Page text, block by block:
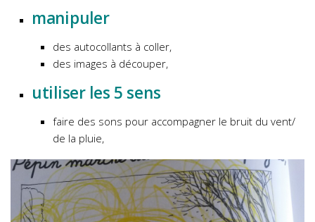
manipuler
des autocollants à coller,
des images à découper,
utiliser les 5 sens
faire des sons pour accompagner le bruit du vent/
de la pluie,